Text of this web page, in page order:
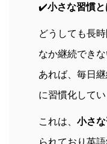
✔️小さな習慣と
どうしても長
なか継続でき
あれば、毎日
に習慣化してい
これは、 小さ